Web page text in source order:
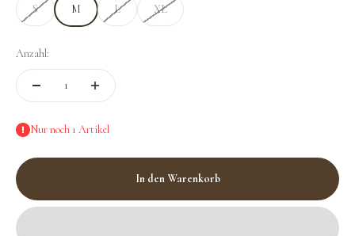
S M L XL
Anzahl:
Nur noch 1 Artikel
In den Warenkorb